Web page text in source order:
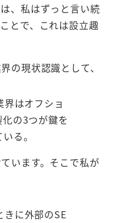
、私はずっと言い続
とで、これは設立趣
の現状認識として、
はオフショ
の3つが鍵を
る。
います。そこで私が
きに外部のSE